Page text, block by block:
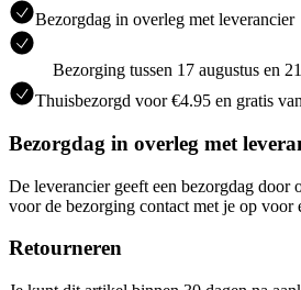
Bezorgdag in overleg met leverancier
Bezorging tussen 17 augustus en
Thuisbezorgd voor €4.95 en gratis
Bezorgdag in overleg met
De leverancier geeft een bezorgdag door
voor de bezorging contact met je op voor
Retourneren